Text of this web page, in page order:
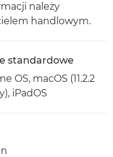
należy
handlowym.
standardowe
OS, macOS (11.2.2
iPadOS